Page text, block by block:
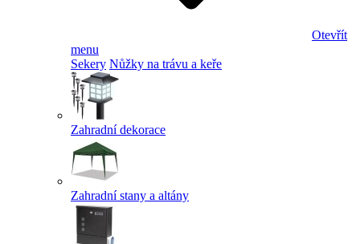
Otevřít
menu
Sekery Nůžky na trávu a keře
Zahradní dekorace
Zahradní stany a altány